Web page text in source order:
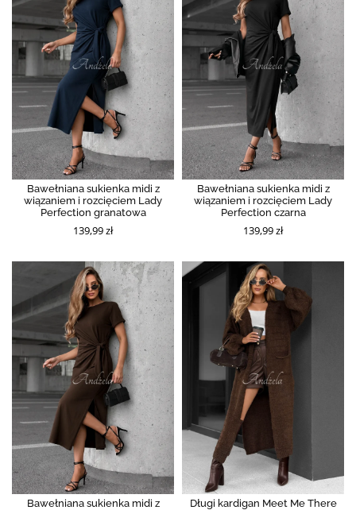
Bawełniana sukienka midi z
wiązaniem i rozcięciem Lady
Perfection granatowa
139,99 zł
Bawełniana sukienka midi z
wiązaniem i rozcięciem Lady
Perfection czarna
139,99 zł
Bawełniana sukienka midi z
Długi kardigan Meet Me There